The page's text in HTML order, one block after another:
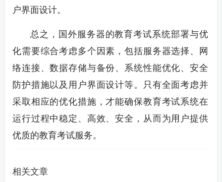
户界面设计。
总之，国外服务器的教育考试系统部署与优
化需要综合考虑多个因素，包括服务器选择、网
络连接、数据存储与备份、系统性能优化、安全
防护措施以及用户界面设计等。只有全面考虑并
采取相应的优化措施，才能确保教育考试系统在
运行过程中稳定、高效、安全，从而为用户提供
优质的教育考试服务。
相关文章